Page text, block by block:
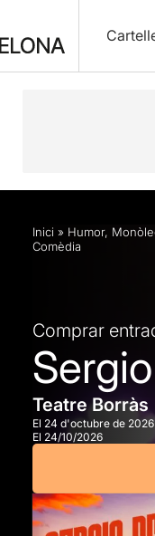
Descripció Horaris
Inici » Humor,
Comèdia
Comprar
Teatre Borràs
El 24 d'octubre de 2026
El 24/10/2026